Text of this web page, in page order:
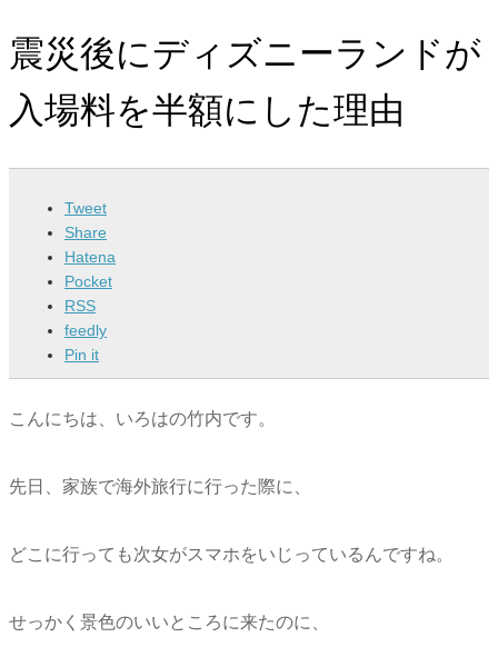
震災後にディズニーランドが
入場料を半額にした理由
Tweet
Share
Hatena
Pocket
RSS
feedly
Pin it
こんにちは、いろはの竹内です。
先日、家族で海外旅行に行った際に、
どこに行っても次女がスマホをいじっているんですね。
せっかく景色のいいところに来たのに、